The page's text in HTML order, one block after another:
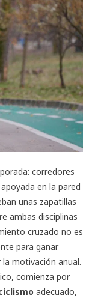
corredores
en la pared
unas zapatillas
ambas disciplinas
cruzado no es
para ganar
motivación anual.
comienza por
adecuado,